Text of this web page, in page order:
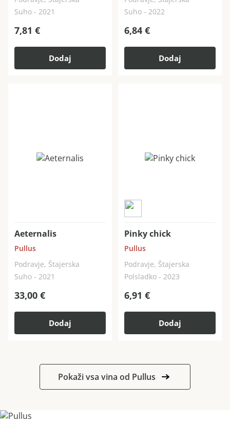
Suho - 2021
7,81 €
Dodaj
Suho - 2022
6,84 €
Dodaj
Aeternalis
Pullus
Podravje, Štajerska
Suho - 2021
33,00 €
Dodaj
Pinky chick
Pullus
Podravje, Štajerska
Polsladko - 2023
6,91 €
Dodaj
Pokaži vsa vina od Pullus